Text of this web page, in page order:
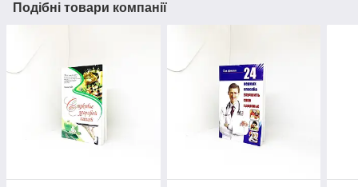
Подібні товари компанії